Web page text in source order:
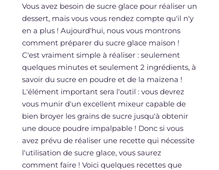
Vous avez besoin de sucre glace pour réaliser un
dessert, mais vous vous rendez compte qu'il n'y
en a plus ! Aujourd'hui, nous vous montrons
comment préparer du sucre glace maison !
C'est vraiment simple à réaliser : seulement
quelques minutes et seulement 2 ingrédients, à
savoir du sucre en poudre et de la maïzena !
L'élément important sera l'outil : vous devrez
vous munir d'un excellent mixeur capable de
bien broyer les grains de sucre jusqu'à obtenir
une douce poudre impalpable ! Donc si vous
avez prévu de réaliser une recette qui nécessite
l'utilisation de sucre glace, vous saurez
comment faire ! Voici quelques recettes que